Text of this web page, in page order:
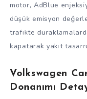
motor, AdBlue
düşük emisyon
trafikte
kapatarak yakıt
Volkswagen
Donanımı